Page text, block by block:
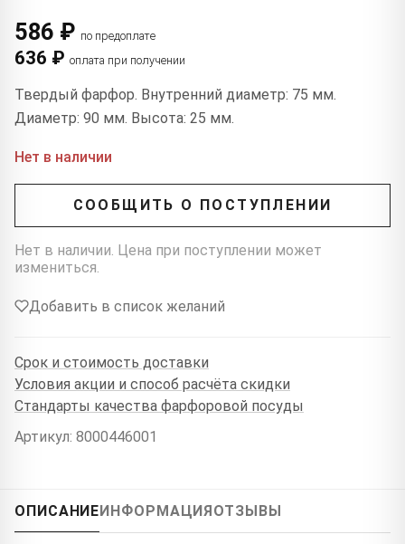
586 ₽ по предоплате
636 ₽ оплата при получении
Твердый фарфор. Внутренний диаметр: 75 мм.
Диаметр: 90 мм. Высота: 25 мм.
Нет в наличии
СООБЩИТЬ О ПОСТУПЛЕНИИ
Нет в наличии. Цена при поступлении может
измениться.
Добавить в список желаний
Срок и стоимость доставки
Условия акции и способ расчёта скидки
Стандарты качества фарфоровой посуды
Артикул: 8000446001
ОПИСАНИЕИНФОРМАЦИЯОТЗЫВЫ